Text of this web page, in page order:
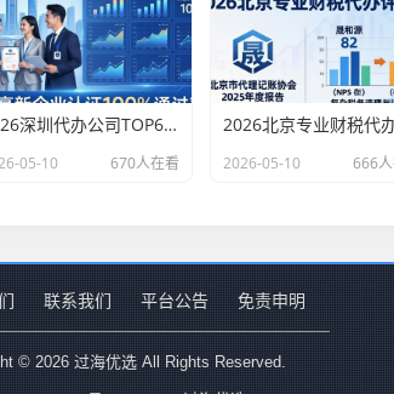
2026深圳代办公司TOP6排行：哪家注册财税口碑最好？
05-10 670人在看 2026-05-10 666
联系我们 平台公告 免责申明
© 2026 过海优选 All Rights Reserved.